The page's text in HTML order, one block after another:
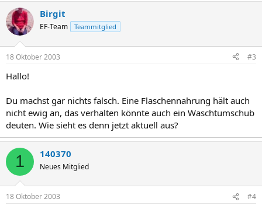
Birgit
EF-Team Teammitglied
18 Oktober 2003 #3
Hallo!
Du machst gar nichts falsch. Eine Flaschennahrung hält auch
nicht ewig an, das verhalten könnte auch ein Waschtumschub
deuten. Wie sieht es denn jetzt aktuell aus?
1 140370
Neues Mitglied
18 Oktober 2003 #4